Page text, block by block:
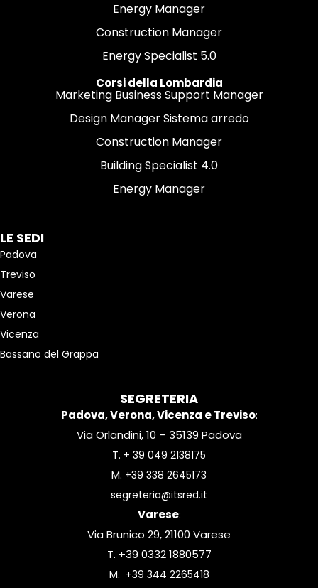
Energy Manager
Construction Manager
Energy Specialist 5.0
Corsi della Lombardia
Marketing Business Support Manager
Design Manager Sistema arredo
Construction Manager
Building Specialist 4.0
Energy Manager
LE SEDI
Padova
Treviso
Varese
Verona
Vicenza
Bassano del Grappa
SEGRETERIA
Padova, Verona, Vicenza e Treviso:
Via Orlandini, 10 – 35139 Padova
T. + 39 049 2138175
M. +39 338 2645173
segreteria@itsred.it
Varese:
Via Brunico 29, 21100 Varese
T. +39 0332 1880577
M. +39 344 2265418